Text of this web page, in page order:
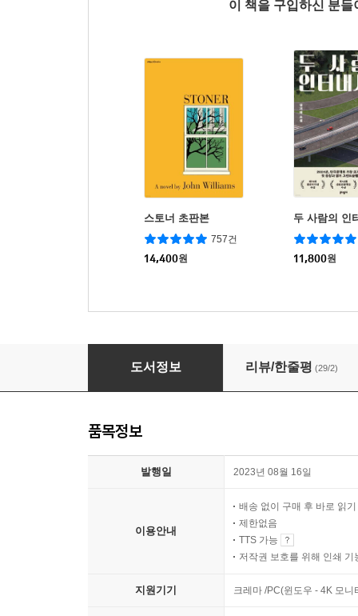
이 책을 구입하신 분
스토너 초판본
757건
14,400원
두 사람의 인
11,800원
깨어있는 양육
도서정보 리뷰/한줄평 (29/2)
품목정보
발행일 2023년 08월 16일
이용안내
배송 없이 구매 후 바로 읽기
제한없음
TTS 가능
저작권 보호를 위해 인쇄 기
지원기기 크레마 /PC(윈도우 - 4K 모